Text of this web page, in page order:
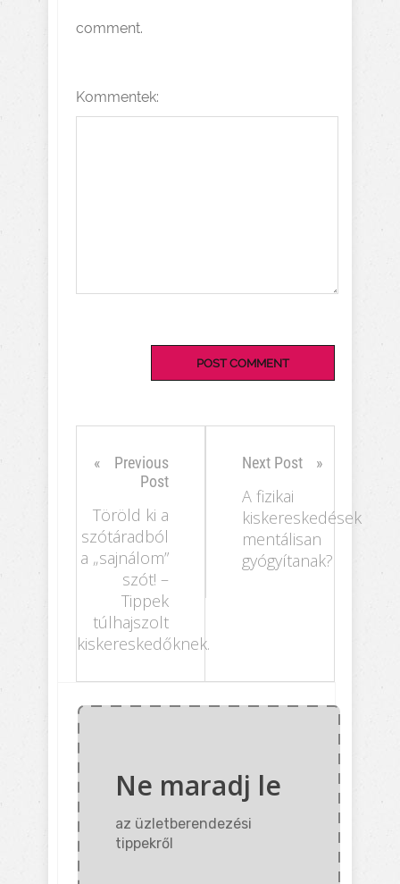
comment.
Kommentek:
Previous
Post
Töröld ki a
szótáradból
a „sajnálom”
szót! –
Tippek
túlhajszolt
kiskereskedőknek.
Next Post
A fizikai
kiskereskedések
mentálisan
gyógyítanak?
Ne maradj le
az üzletberendezési
tippekről